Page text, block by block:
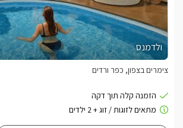
ולדמנס
צימרים בצפון, כפר ורדים